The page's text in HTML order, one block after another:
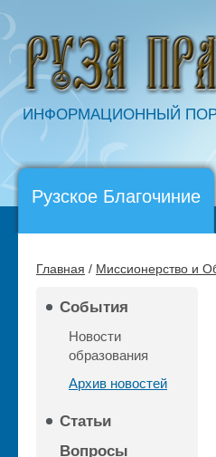
ИНФОРМАЦИОННЫЙ
Рузское Благочиние
Главная / Миссионерство и
События
Новости
образования
Архив новостей
Статьи
Вопросы